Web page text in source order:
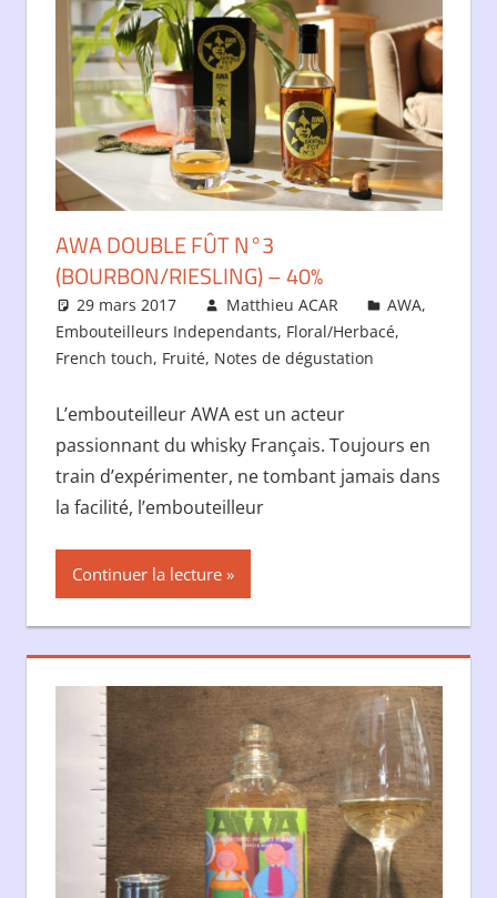
AWA DOUBLE FÛT N°3
(BOURBON/RIESLING) – 40%
29 mars 2017 Matthieu ACAR AWA,
Embouteilleurs Independants, Floral/Herbacé,
French touch, Fruité, Notes de dégustation
L’embouteilleur AWA est un acteur
passionnant du whisky Français. Toujours en
train d’expérimenter, ne tombant jamais dans
la facilité, l’embouteilleur
Continuer la lecture